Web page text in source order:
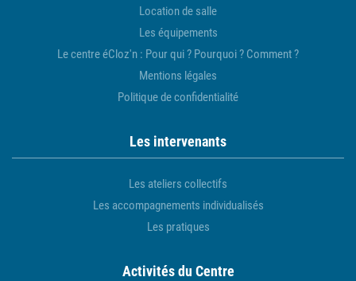
Location de salle
Les équipements
Le centre éCloz'n : Pour qui ? Pourquoi ? Comment ?
Mentions légales
Politique de confidentialité
Les intervenants
Les ateliers collectifs
Les accompagnements individualisés
Les pratiques
Activités du Centre